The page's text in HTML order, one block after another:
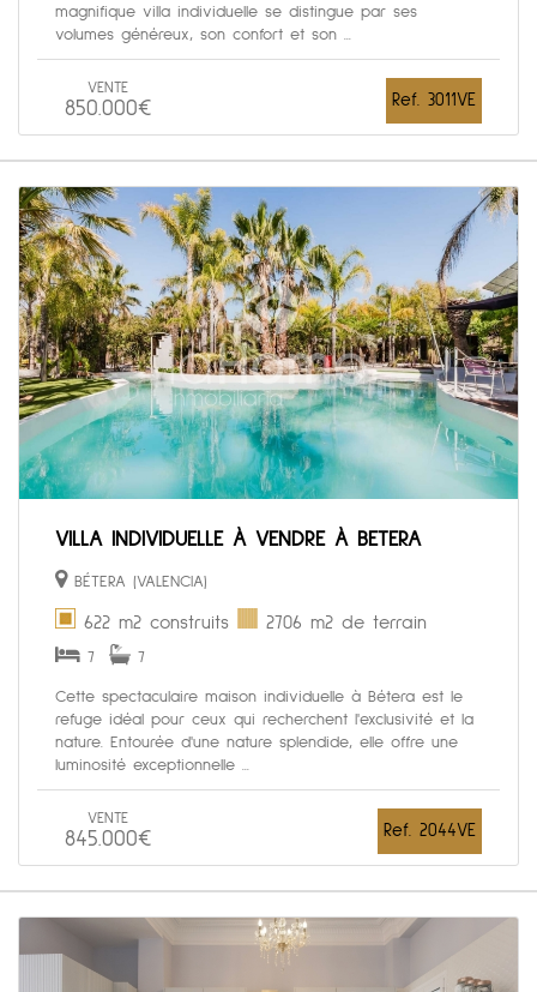
magnifique villa individuelle se distingue par ses
volumes généreux, son confort et son ...
VENTE
850.000€ Ref. 3011VE
VILLA INDIVIDUELLE À VENDRE À BETERA
BÉTERA (VALENCIA)
622 m2 construits 2706 m2 de terrain
7 7
Cette spectaculaire maison individuelle à Bétera est le
refuge idéal pour ceux qui recherchent l'exclusivité et la
nature. Entourée d'une nature splendide, elle offre une
luminosité exceptionnelle ...
VENTE
845.000€ Ref. 2044VE